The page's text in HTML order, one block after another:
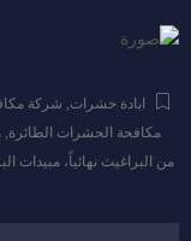
ابادة حشرات شركة
مكافحة الحشرات الطائرة
من البراغيث نهائياً، مبيدات